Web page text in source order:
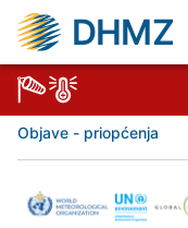
DHMZ
Objave - priopćenja